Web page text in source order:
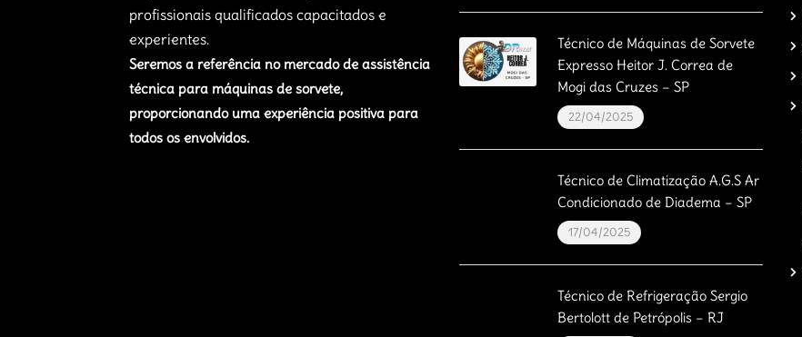
profissionais qualificados capacitados e
experientes.
Seremos a referência no mercado de assistência
técnica para máquinas de sorvete,
proporcionando uma experiência positiva para
todos os envolvidos.
Técnico de Máquinas de Sorvete
Expresso Heitor J. Correa de
Mogi das Cruzes – SP
22/04/2025
Técnico de Climatização A.G.S Ar
Condicionado de Diadema – SP
17/04/2025
Técnico de Refrigeração Sergio
Bertolott de Petrópolis – RJ